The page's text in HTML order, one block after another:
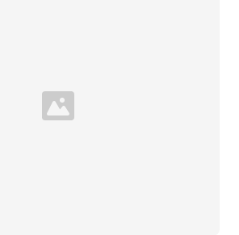
Loading...